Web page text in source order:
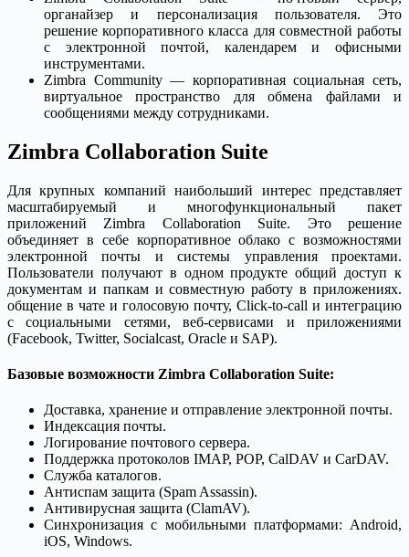
органайзер и персонализация пользователя. Это
решение корпоративного класса для совместной работы
с электронной почтой, календарем и офисными
инструментами.
Zimbra Community — корпоративная социальная сеть,
виртуальное пространство для обмена файлами и
сообщениями между сотрудниками.
Zimbra Collaboration Suite
Для крупных компаний наибольший интерес представляет
масштабируемый и многофункциональный пакет
приложений Zimbra Collaboration Suite. Это решение
объединяет в себе корпоративное облако с возможностями
электронной почты и системы управления проектами.
Пользователи получают в одном продукте общий доступ к
документам и папкам и совместную работу в приложениях.
общение в чате и голосовую почту, Click-to-call и интеграцию
с социальными сетями, веб-сервисами и приложениями
(Facebook, Twitter, Socialcast, Oracle и SAP).
Базовые возможности Zimbra Collaboration Suite:
Доставка, хранение и отправление электронной почты.
Индексация почты.
Логирование почтового сервера.
Поддержка протоколов IMAP, POP, CalDAV и CarDAV.
Служба каталогов.
Антиспам защита (Spam Assassin).
Антивирусная защита (ClamAV).
Синхронизация с мобильными платформами: Android,
iOS, Windows.